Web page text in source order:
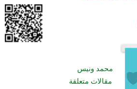
محمد ونيس
مقالات متعلقة